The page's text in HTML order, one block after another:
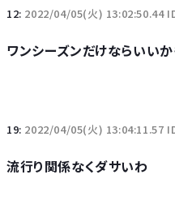
12: 2022/04/05(火) 13:02:50.44
ワンシーズンだけならいい
19: 2022/04/05(火) 13:04:11.57
流行り関係なくダサいわ